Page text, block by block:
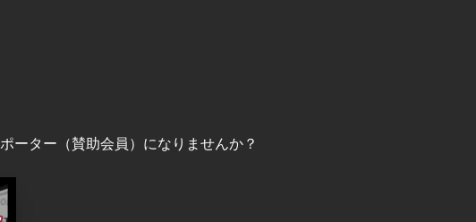
ター（賛助会員）になりませんか？